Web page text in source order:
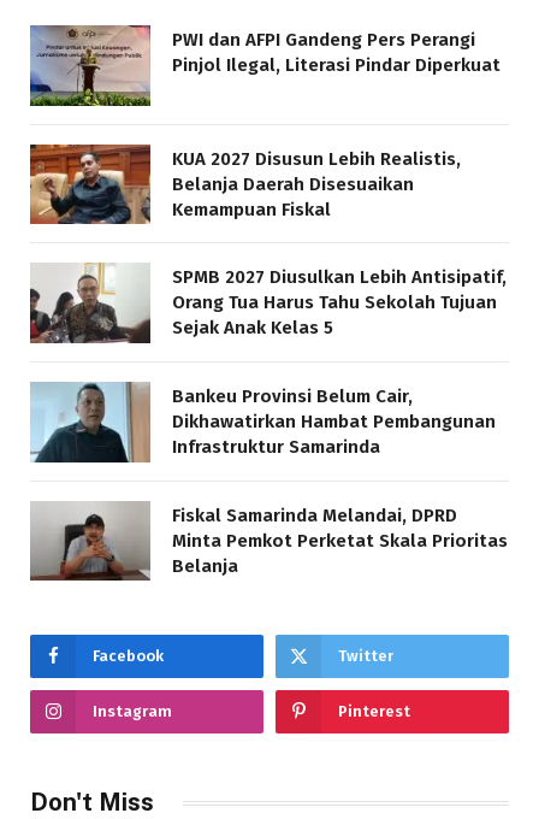
PWI dan AFPI Gandeng Pers Perangi
Pinjol Ilegal, Literasi Pindar Diperkuat
KUA 2027 Disusun Lebih Realistis,
Belanja Daerah Disesuaikan
Kemampuan Fiskal
SPMB 2027 Diusulkan Lebih Antisipatif,
Orang Tua Harus Tahu Sekolah Tujuan
Sejak Anak Kelas 5
Bankeu Provinsi Belum Cair,
Dikhawatirkan Hambat Pembangunan
Infrastruktur Samarinda
Fiskal Samarinda Melandai, DPRD
Minta Pemkot Perketat Skala Prioritas
Belanja
Facebook Twitter
Instagram Pinterest
Don't Miss